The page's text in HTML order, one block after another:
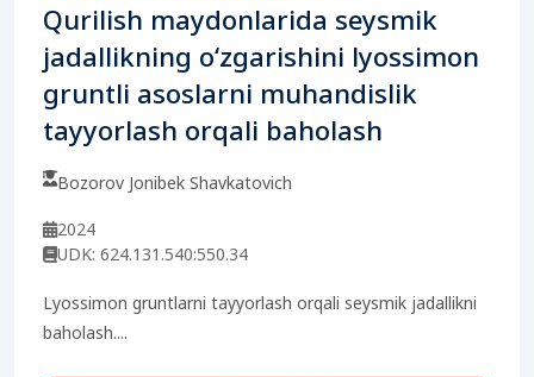
Qurilish maydonlarida seysmik
jadallikning o‘zgarishini lyossimon
gruntli asoslarni muhandislik
tayyorlash orqali baholash
Bozorov Jonibek Shavkatovich
2024
UDK: 624.131.540:550.34
Lyossimon gruntlarni tayyorlash orqali seysmik jadallikni
baholash....